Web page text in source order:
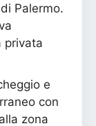
Palermo.
privata
e
con
zona